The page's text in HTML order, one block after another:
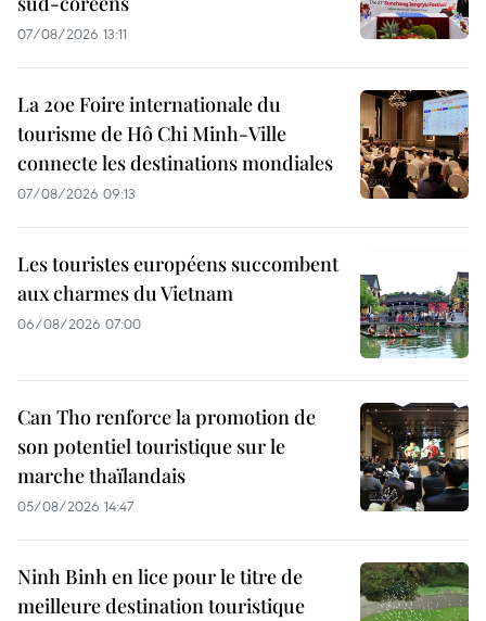
07/08/2026 13:11
La 20e Foire internationale du
tourisme de Hô Chi Minh-Ville
connecte les destinations mondiales
07/08/2026 09:13
Les touristes européens succombent
aux charmes du Vietnam
06/08/2026 07:00
Can Tho renforce la promotion de
son potentiel touristique sur le
marche thaïlandais
05/08/2026 14:47
Ninh Binh en lice pour le titre de
meilleure destination touristique